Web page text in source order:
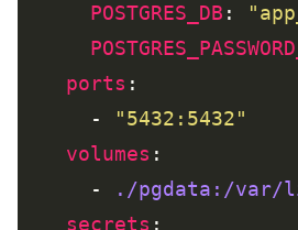
POSTGRES_DB :
ports
      -
"5432:5432"
volumes
      -
./pgdata:/var/
secrets